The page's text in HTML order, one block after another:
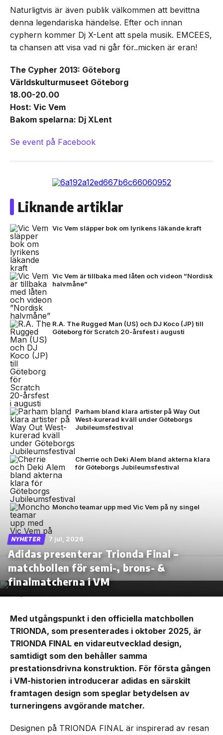
Naturligtvis är även publik välkommen att bevittna
denna legendariska händelse. Efter och innan
cyphern kommer Dj X-Lent att spela musik. EMCEES,
ta chansen att visa vad ni går för..micken är eran!
The Cypher 2013: Göteborg
Världskulturmuseet Göteborg
18.00-20.00
Host: Vic Vem
Bakom spelarna: Dj XLent
Se event på Facebook
Liknande artiklar
Vic Vem släpper bok om lyrikens läkande kraft
Vic Vem är tillbaka med låten och videon ”Nordisk
halvmåne”
R.A. The Rugged Man (US) och DJ Koco (JP) till
Göteborg för Scratch 20-årsfest i augusti
Parham bland klara artister på Way Out
West-kurerad kväll under Göteborgs
Jubileumsfestival
Cherrie och Deki Alem bland akterna klara
för Göteborgs Jubileumsfestival
Moncho teamar upp med Vic Vem på ny singel
NYHETER 7 jul, 2026
Adidas presenterar Trionda Final –
matchbollen för semi-, brons- &
finalmatcherna i VM
Med utgångspunkt i den officiella matchbollen
TRIONDA, som presenterades i oktober 2025, är
TRIONDA FINAL en vidareutvecklad design,
samtidigt som den behåller samma
prestationsdrivna konstruktion. För första gången
i VM-historien introducerar adidas en särskilt
framtagen design som speglar betydelsen av
turneringens avgörande matcher.
Designen på TRIONDA FINAL är inspirerad av resan